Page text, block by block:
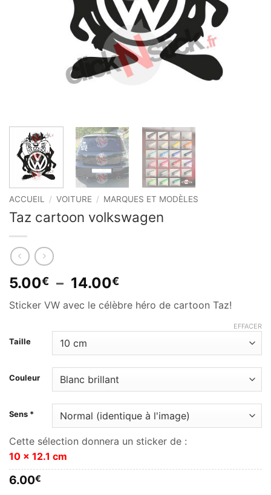
ACCUEIL / VOITURE / MARQUES ET MODÈLES
Taz cartoon volkswagen
5.00€ – 14.00€Plage
prix :
14.00€
Sticker VW avec le célèbre héro de cartoon Taz!
Taille
Couleur
Sens *
EFFACER
Cette sélection donnera un sticker de :
10 x 12.1 cm
6.00€